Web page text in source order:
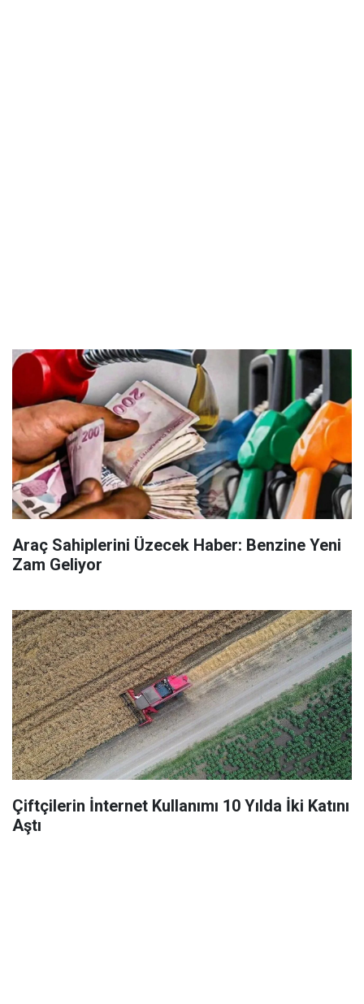
Araç Sahiplerini Üzecek Haber: Benzine Yeni
Zam Geliyor
Çiftçilerin İnternet Kullanımı 10 Yılda İki Katını
Aştı